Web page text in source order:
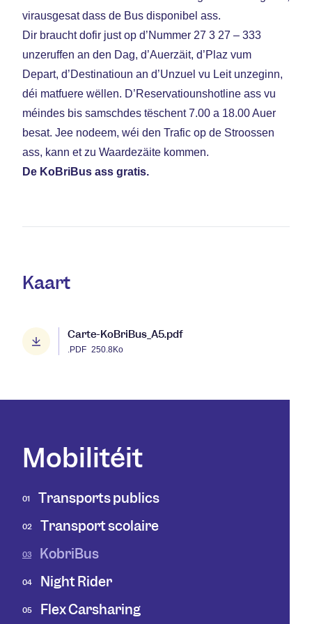
virausgesat dass de Bus disponibel ass.
Dir braucht dofir just op d’Nummer 27 3 27 – 333
unzeruffen an den Dag, d’Auerzäit, d’Plaz vum
Depart, d’Destinatioun an d’Unzuel vu Leit unzeginn,
déi matfuere wëllen. D’Reservatiounshotline ass vu
méindes bis samschdes tëschent 7.00 a 18.00 Auer
besat. Jee nodeem, wéi den Trafic op de Stroossen
ass, kann et zu Waardezäite kommen.
De KoBriBus ass gratis.
Kaart
Carte-KoBriBus_A5.pdf
.PDF 250.8Ko
Mobilitéit
01 Transports publics
02 Transport scolaire
03 KobriBus
04 Night Rider
05 Flex Carsharing